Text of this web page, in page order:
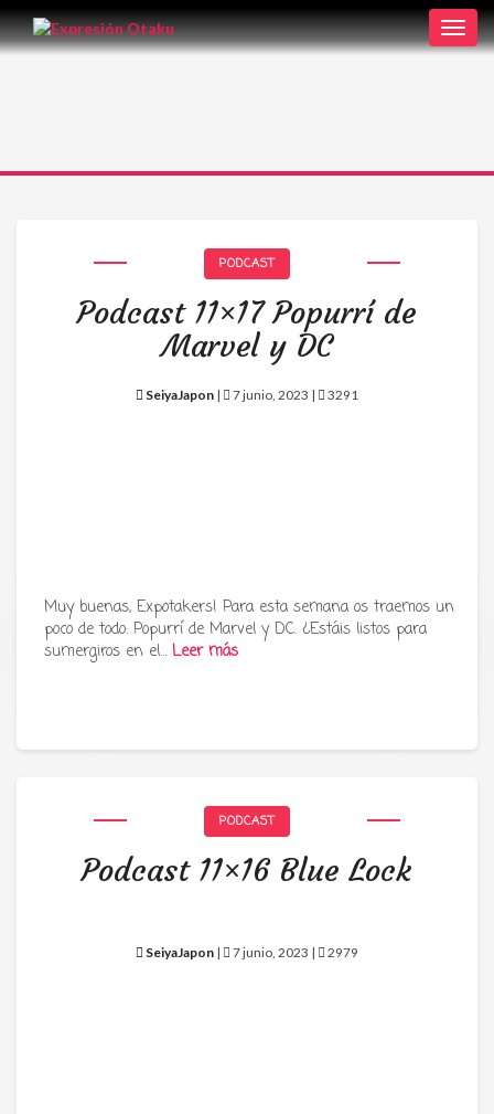
Tu radio y podcast sobre manga,
anime y cultura japonesa ツ
PODCAST
Podcast 11×17 Popurrí de
Marvel y DC
SeiyaJapon | 7 junio, 2023 | 3291
Muy buenas, Expotakers! Para esta semana os traemos un
poco de todo: Popurrí de Marvel y DC. ¿Estáis listos para
sumergiros en el… Leer más
PODCAST
Podcast 11×16 Blue Lock
SeiyaJapon | 7 junio, 2023 | 2979